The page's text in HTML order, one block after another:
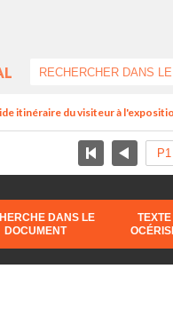
itinéraire du visiteur à
DANS LE
DOCUMENT
TEXTE